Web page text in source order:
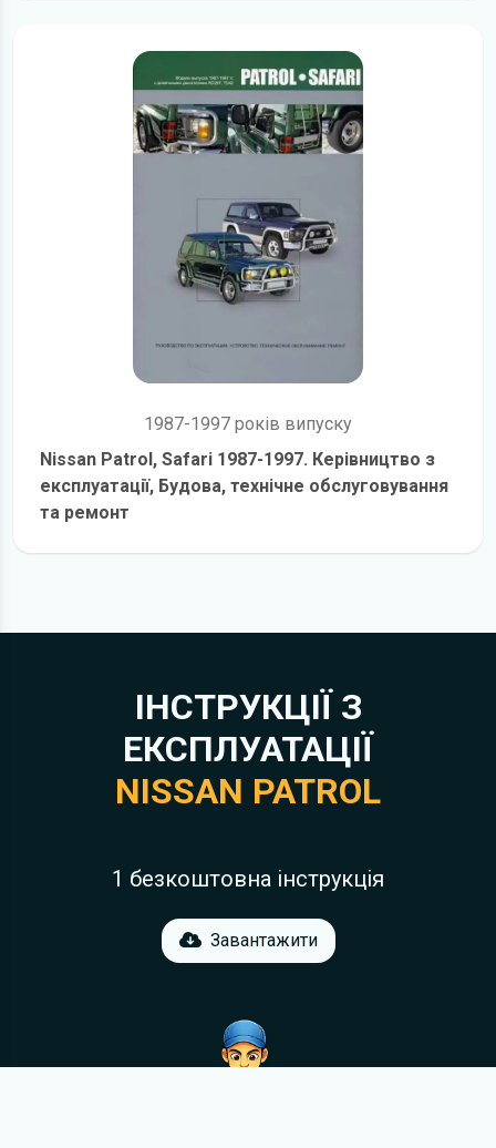
1987-1997 років випуску
Nissan Patrol, Safari 1987-1997. Керівництво з
експлуатації, Будова, технічне обслуговування
та ремонт
ІНСТРУКЦІЇ З
ЕКСПЛУАТАЦІЇ
NISSAN PATROL
1 безкоштовна інструкція
Завантажити